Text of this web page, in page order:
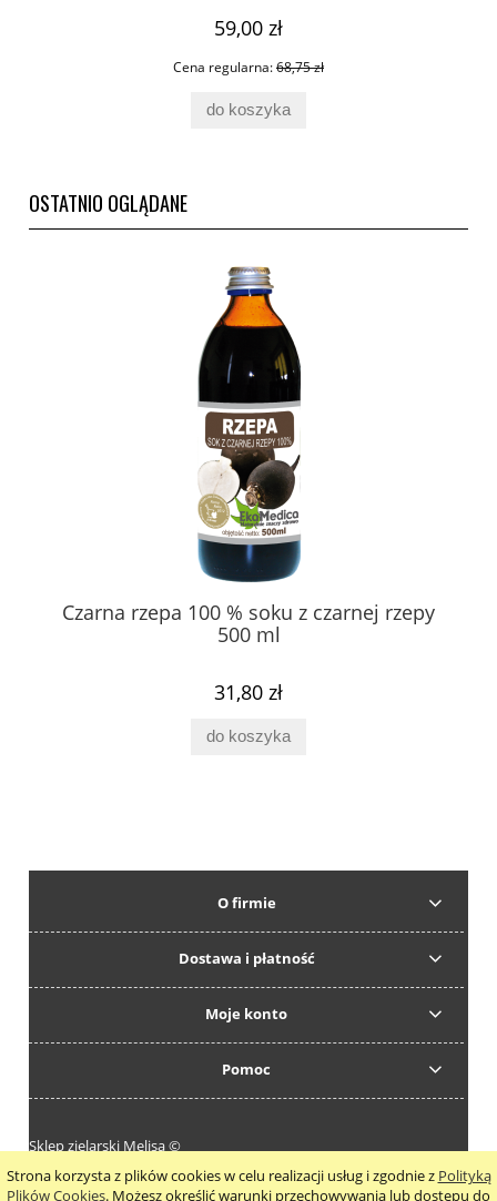
Strona korzysta z plików cookies w celu realizacji usług i zgodnie z Polityką
Plików Cookies. Możesz określić warunki przechowywania lub dostępu do
59,00 zł
Cena regularna:68,75 zł
do koszyka
OSTATNIO OGLĄDANE
Czarna rzepa 100 % soku z czarnej rzepy
500 ml
31,80 zł
do koszyka
O firmie
Dostawa i płatność
Moje konto
Pomoc
Sklep zielarski Melisa ©
pokaż pełną wersję strony